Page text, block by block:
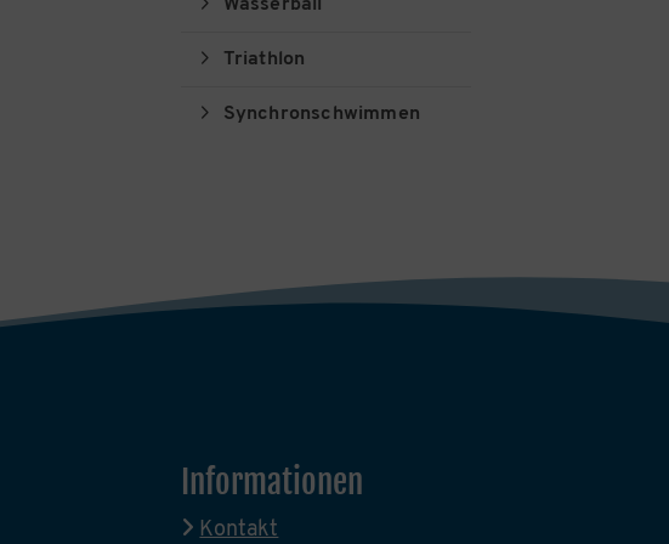
Wasserball
Triathlon
Synchronschwimmen
Informationen
Kontakt